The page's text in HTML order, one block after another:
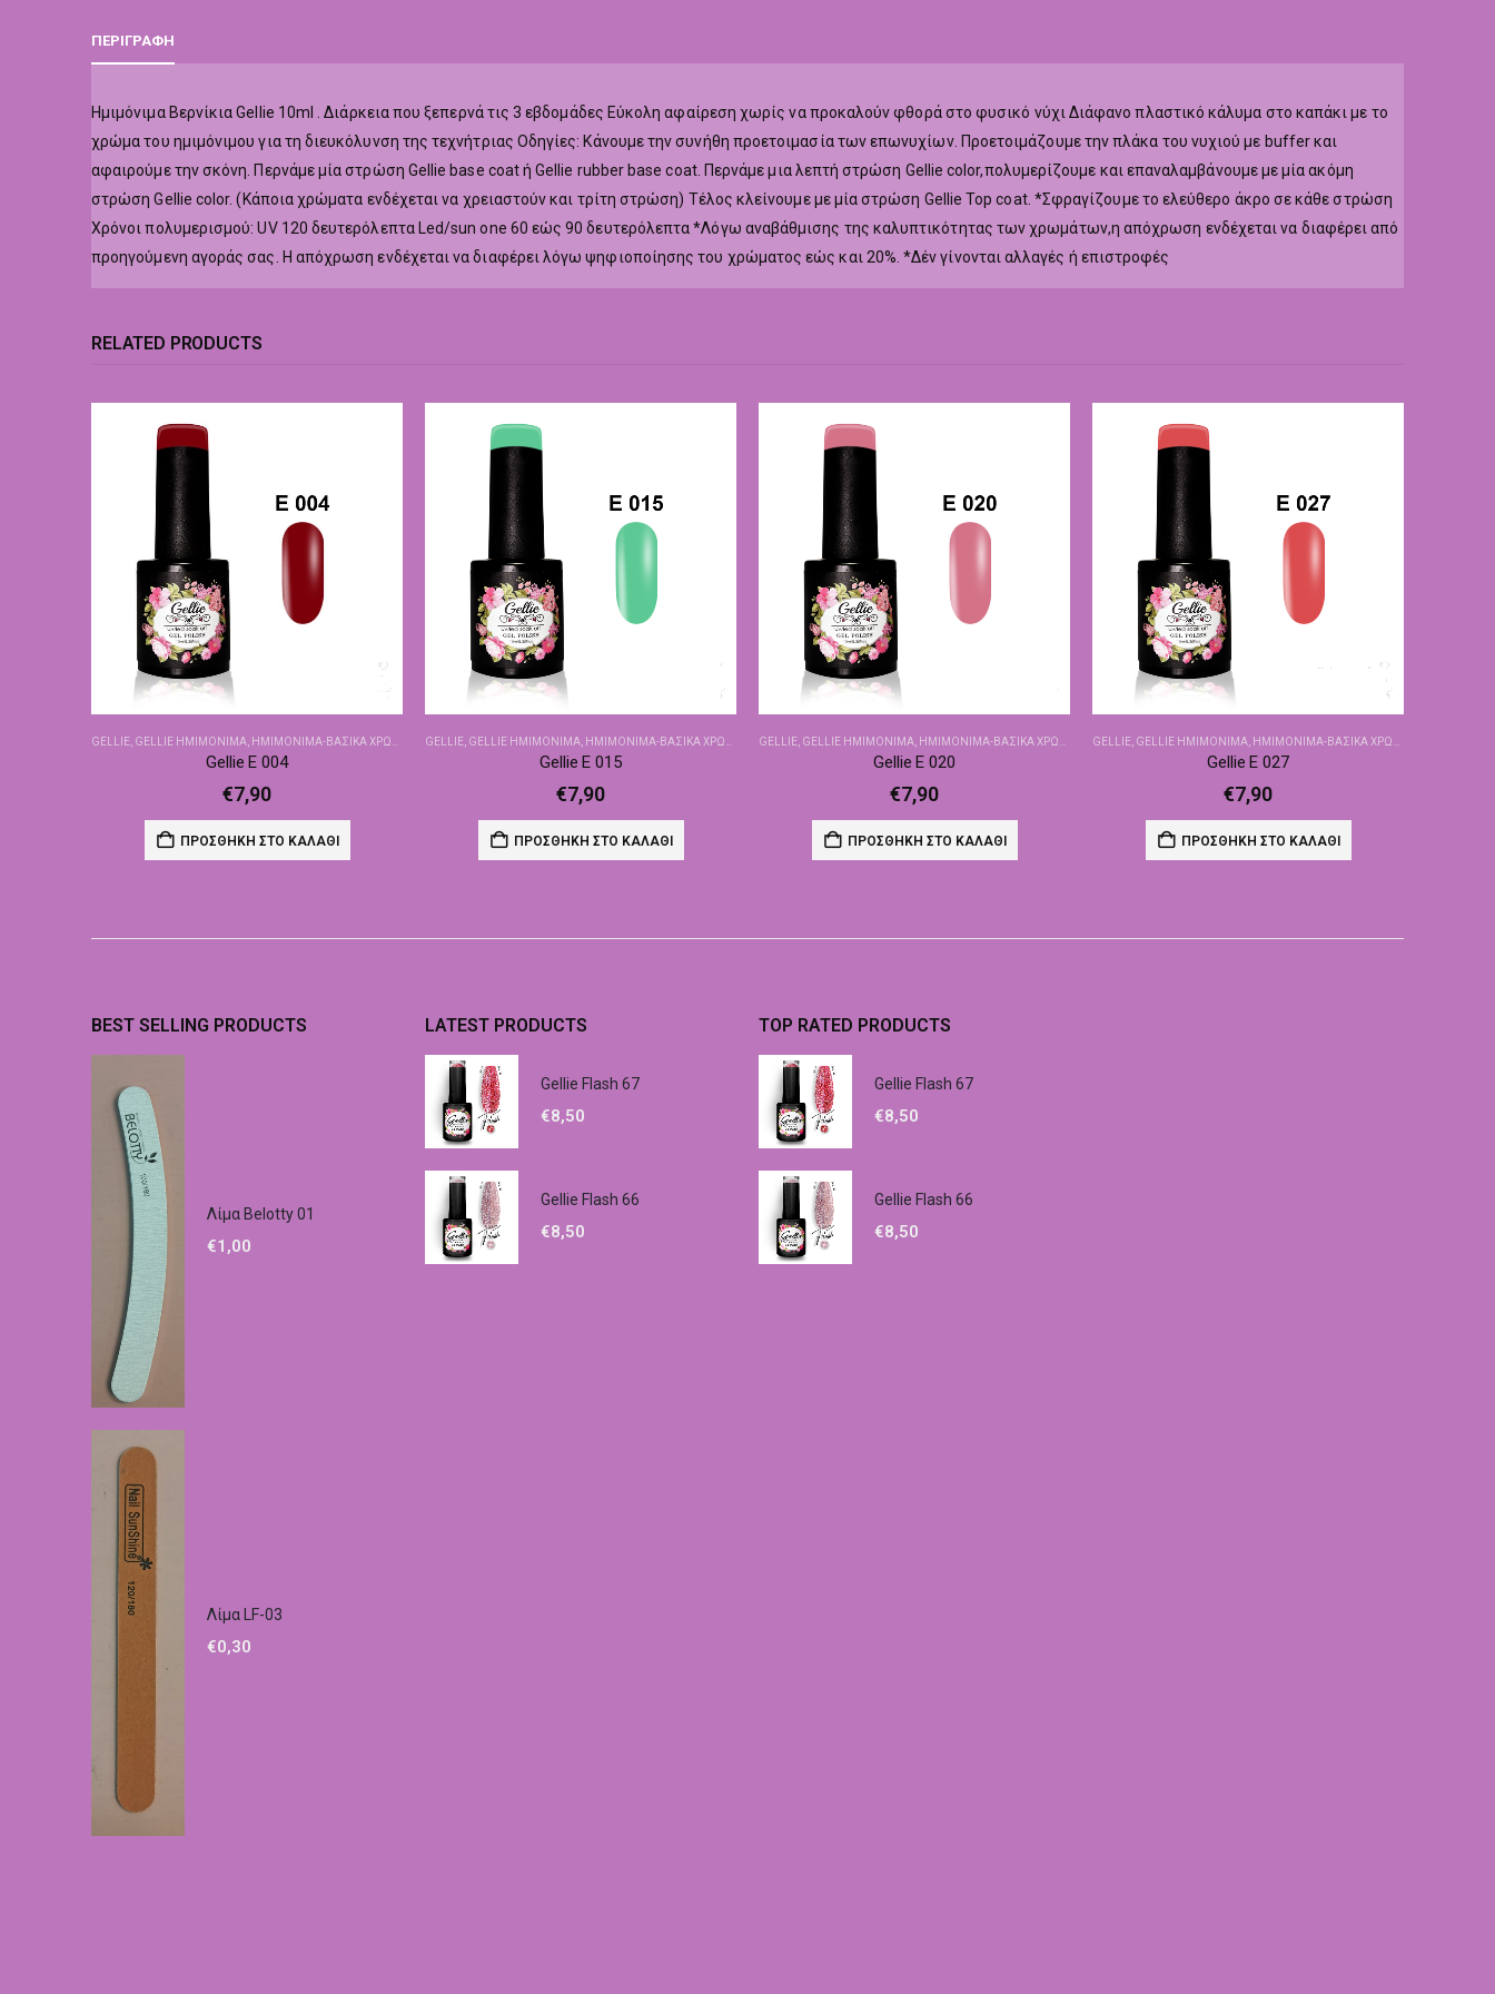
ΠΕΡΙΓΡΑΦΉ
Hμιμόνιμα Βερνίκια Gellie 10ml . Διάρκεια που ξεπερνά τις 3 εβδομάδες Εύκολη αφαίρεση χωρίς να προκαλούν φθορά στο φυσικό νύχι Διάφανο πλαστικό κάλυμα στο καπάκι με το
χρώμα του ημιμόνιμου για τη διευκόλυνση της τεχνήτριας Οδηγίες: Κάνουμε την συνήθη προετοιμασία των επωνυχίων. Προετοιμάζουμε την πλάκα του νυχιού με buffer και
αφαιρούμε την σκόνη. Περνάμε μία στρώση Gellie base coat ή Gellie rubber base coat. Περνάμε μια λεπτή στρώση Gellie color,πολυμερίζουμε και επαναλαμβάνουμε με μία ακόμη
στρώση Gellie color. (Κάποια χρώματα ενδέχεται να χρειαστούν και τρίτη στρώση) Τέλος κλείνουμε με μία στρώση Gellie Top coat. *Σφραγίζουμε το ελεύθερο άκρο σε κάθε στρώση
Χρόνοι πολυμερισμού: UV 120 δευτερόλεπτα Led/sun one 60 εώς 90 δευτερόλεπτα *Λόγω αναβάθμισης της καλυπτικότητας των χρωμάτων,η απόχρωση ενδέχεται να διαφέρει από
προηγούμενη αγοράς σας. Η απόχρωση ενδέχεται να διαφέρει λόγω ψηφιοποίησης του χρώματος εώς και 20%. *Δέν γίνονται αλλαγές ή επιστροφές
RELATED PRODUCTS
GELLIE, GELLIE ΗΜΙΜΌΝΙΜΑ, ΗΜΙΜΌΝΙΜΑ-ΒΑΣΙΚΆ ΧΡΏΜΑΤΑ
Gellie E 004
€7,90
ΠΡΟΣΘΉΚΗ ΣΤΟ ΚΑΛΆΘΙ
GELLIE, GELLIE ΗΜΙΜΌΝΙΜΑ, ΗΜΙΜΌΝΙΜΑ-ΒΑΣΙΚΆ ΧΡΏΜΑΤΑ
Gellie E 015
€7,90
ΠΡΟΣΘΉΚΗ ΣΤΟ ΚΑΛΆΘΙ
GELLIE, GELLIE ΗΜΙΜΌΝΙΜΑ, ΗΜΙΜΌΝΙΜΑ-ΒΑΣΙΚΆ ΧΡΏΜΑΤΑ
Gellie E 020
€7,90
ΠΡΟΣΘΉΚΗ ΣΤΟ ΚΑΛΆΘΙ
GELLIE, GELLIE ΗΜΙΜΌΝΙΜΑ, ΗΜΙΜΌΝΙΜΑ-ΒΑΣΙΚΆ ΧΡΏΜΑΤΑ
Gellie E 027
€7,90
ΠΡΟΣΘΉΚΗ ΣΤΟ ΚΑΛΆΘΙ
BEST SELLING PRODUCTS
Λίμα Belotty 01
€1,00
Λίμα LF-03
€0,30
LATEST PRODUCTS
Gellie Flash 67
€8,50
Gellie Flash 66
€8,50
TOP RATED PRODUCTS
Gellie Flash 67
€8,50
Gellie Flash 66
€8,50